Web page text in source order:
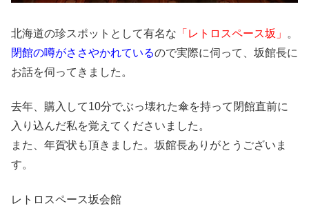
北海道の珍スポットとして有名な 「レトロスペース坂」
。
閉館の噂がささやかれているので実際に伺って、坂館長に
お話を伺ってきました。
去年、購入して10分でぶっ壊れた傘を持って閉館直前に
入り込んだ私を覚えてくださいました。
また、年賀状も頂きました。坂館長ありがとうございま
す。
レトロスペース坂会館